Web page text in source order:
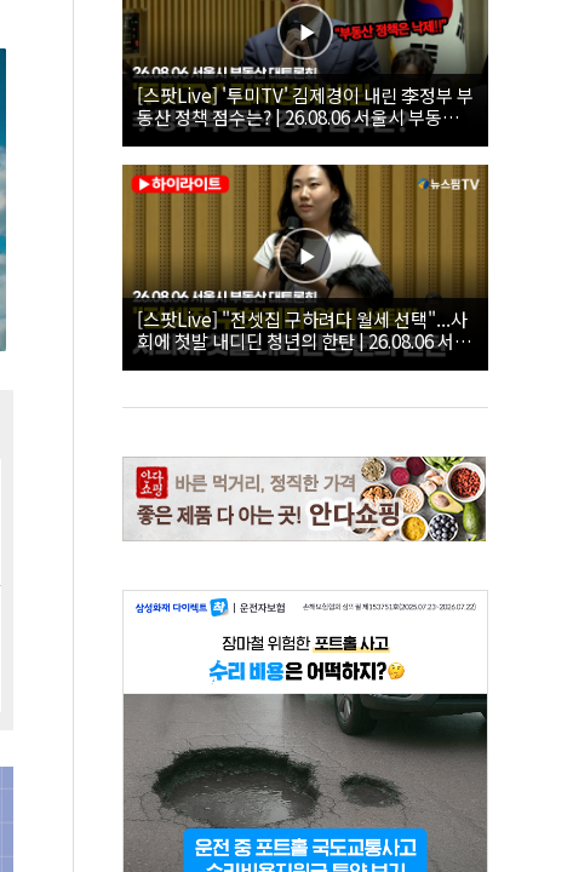
[스팟Live] '투미TV' 김제경이 내린 李정부 부
동산 정책 점수는? | 26.08.06 서울시 부동산
대토론회
[스팟Live] "전셋집 구하려다 월세 선택"...사
회에 첫발 내디딘 청년의 한탄 | 26.08.06 서울
시 부동산 대토론회